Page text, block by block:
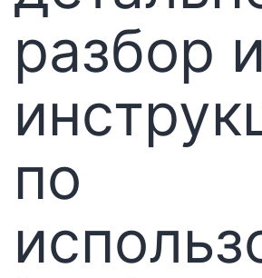
разбор и
по